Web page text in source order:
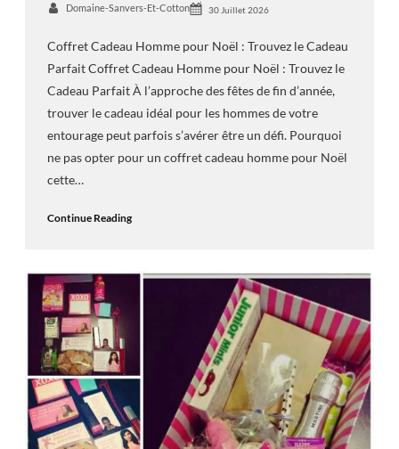
Domaine-Sanvers-Et-Cotton 30 Juillet 2026
Coffret Cadeau Homme pour Noël : Trouvez le Cadeau
Parfait Coffret Cadeau Homme pour Noël : Trouvez le
Cadeau Parfait À l’approche des fêtes de fin d’année,
trouver le cadeau idéal pour les hommes de votre
entourage peut parfois s’avérer être un défi. Pourquoi
ne pas opter pour un coffret cadeau homme pour Noël
cette…
Continue Reading